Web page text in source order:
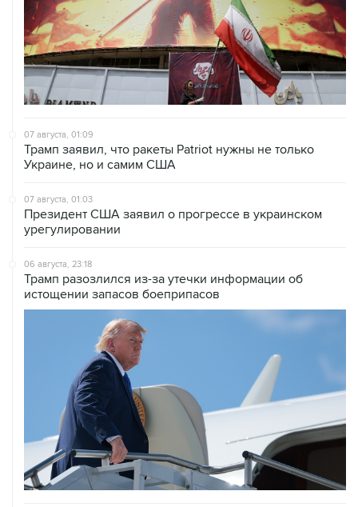
07 августа, 01:09
Трамп заявил, что ракеты Patriot нужны не только
Украине, но и самим США
07 августа, 01:03
Президент США заявил о прогрессе в украинском
урегулировании
06 августа, 23:18
Трамп разозлился из-за утечки информации об
истощении запасов боеприпасов